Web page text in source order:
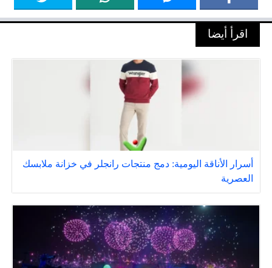
اقرأ أيضا
أسرار الأناقة اليومية: دمج منتجات رانجلر في خزانة ملابسك
العصرية